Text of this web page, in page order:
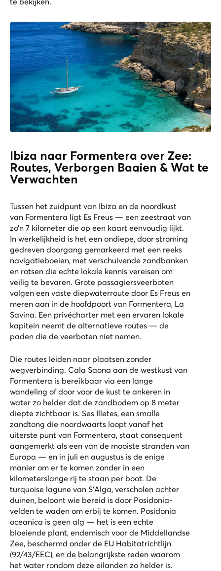
Ibiza naar Formentera over Zee:
Routes, Verborgen Baaien & Wat te
Verwachten
Tussen het zuidpunt van Ibiza en de noordkust
van Formentera ligt Es Freus — een zeestraat van
zo’n 7 kilometer die op een kaart eenvoudig lijkt.
In werkelijkheid is het een ondiepe, door stroming
gedreven doorgang gemarkeerd met een reeks
navigatieboeien, met verschuivende zandbanken
en rotsen die echte lokale kennis vereisen om
veilig te bevaren. Grote passagiersveerboten
volgen een vaste diepwaterroute door Es Freus en
meren aan in de hoofdpoort van Formentera, La
Savina. Een privécharter met een ervaren lokale
kapitein neemt de alternatieve routes — de
paden die de veerboten niet nemen.
Die routes leiden naar plaatsen zonder
wegverbinding. Cala Saona aan de westkust van
Formentera is bereikbaar via een lange
wandeling of door voor de kust te ankeren in
water zo helder dat de zandbodem op 8 meter
diepte zichtbaar is. Ses Illetes, een smalle
zandtong die noordwaarts loopt vanaf het
uiterste punt van Formentera, staat consequent
aangemerkt als een van de mooiste stranden van
Europa — en in juli en augustus is de enige
manier om er te komen zonder in een
kilometerslange rij te staan per boot. De
turquoise lagune van S'Alga, verscholen achter
duinen, beloont wie bereid is door Posidonia-
velden te waden om erbij te komen. Posidonia
oceanica is geen alg — het is een echte
bloeiende plant, endemisch voor de Middellandse
Zee, beschermd onder de EU Habitatrichtlijn
(92/43/EEC), en de belangrijkste reden waarom
het water rondom deze eilanden zo helder is.